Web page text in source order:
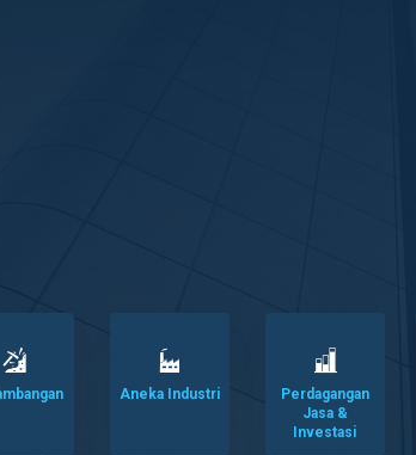
Aneka Industri
Perdagangan
Jasa &
Investasi